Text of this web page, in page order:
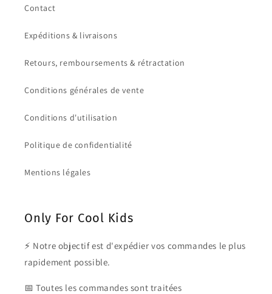
Contact
Expéditions & livraisons
Retours, remboursements & rétractation
Conditions générales de vente
Conditions d'utilisation
Politique de confidentialité
Mentions légales
Only For Cool Kids
⚡ Notre objectif est d'expédier vos commandes le plus
rapidement possible.
📅 Toutes les commandes sont traitées